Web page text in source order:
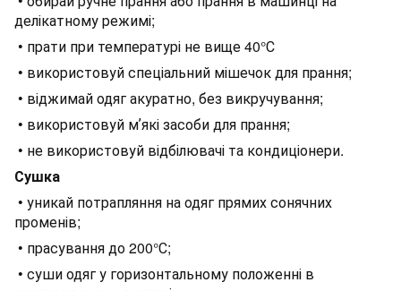
делікатному режимі;
• прати при температурі не вище 40°С
• використовуй спеціальний мішечок для прання;
• віджимай одяг акуратно, без викручування;
• використовуй мʼякі засоби для прання;
• не використовуй відбілювачі та кондиціонери.
Сушка
• уникай потрапляння на одяг прямих сонячних
променів;
• прасування до 200°С;
• суши одяг у горизонтальному положенні в